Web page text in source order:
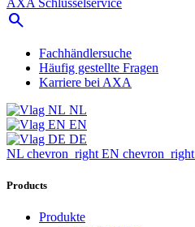
AXA Schlüsselservice
search
Fachhändlersuche
Häufig gestellte Fragen
Karriere bei AXA
NL
EN
DE
NL chevron_right EN chevron_right
Products
Produkte